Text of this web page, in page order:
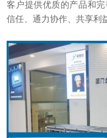
客户提供优质的产品和
信任、通力协作、共享利